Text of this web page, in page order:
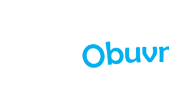
к
навигации
к
содержимому